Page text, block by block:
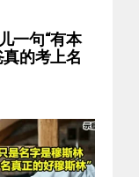
一句“有本
的考上名